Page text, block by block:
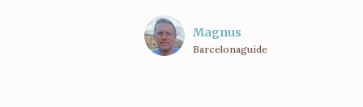
Magnus
Barcelonaguide